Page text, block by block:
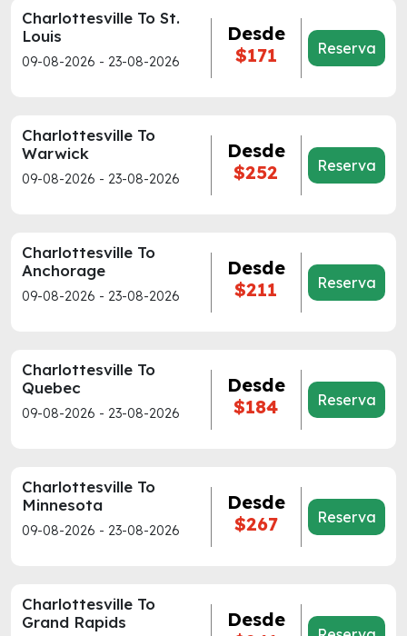
Charlottesville To St.
Louis
09-08-2026 - 23-08-2026
Desde
$171
Reserva
Charlottesville To
Warwick
09-08-2026 - 23-08-2026
Desde
$252
Reserva
Charlottesville To
Anchorage
09-08-2026 - 23-08-2026
Desde
$211
Reserva
Charlottesville To
Quebec
09-08-2026 - 23-08-2026
Desde
$184
Reserva
Charlottesville To
Minnesota
09-08-2026 - 23-08-2026
Desde
$267
Reserva
Charlottesville To
Grand Rapids
Desde